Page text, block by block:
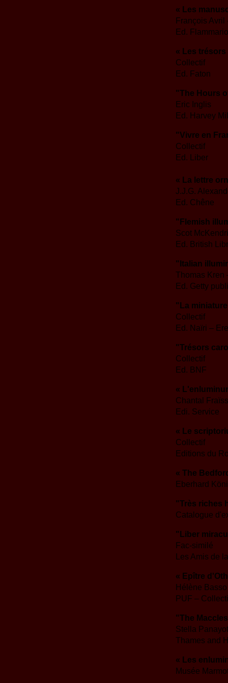
« Les
François
Ed.
« Les
Collectif
Ed. Faton
"The Hours
Eric Inglis
Ed. Harvey
"Vivre en
Collectif
Ed. Liber
« La lettre
J.J.G.
Ed. Chêne
"Flemish
Scot
Ed. British
"Italian
Thomas Kren
Ed. Getty
"La
Collectif
Ed. Naïri –
"Trésors
Collectif
Ed. BNF
«
Chantal
Edi. Service
« Le
Collectif
Editions du
« The
Eberhard
"Très riches
Catalogue
"Liber
Fac-similé
Les Amis de
« Epître
Hélène Basso
PUF –
"The
Stella
Thames and
« Les
Musée